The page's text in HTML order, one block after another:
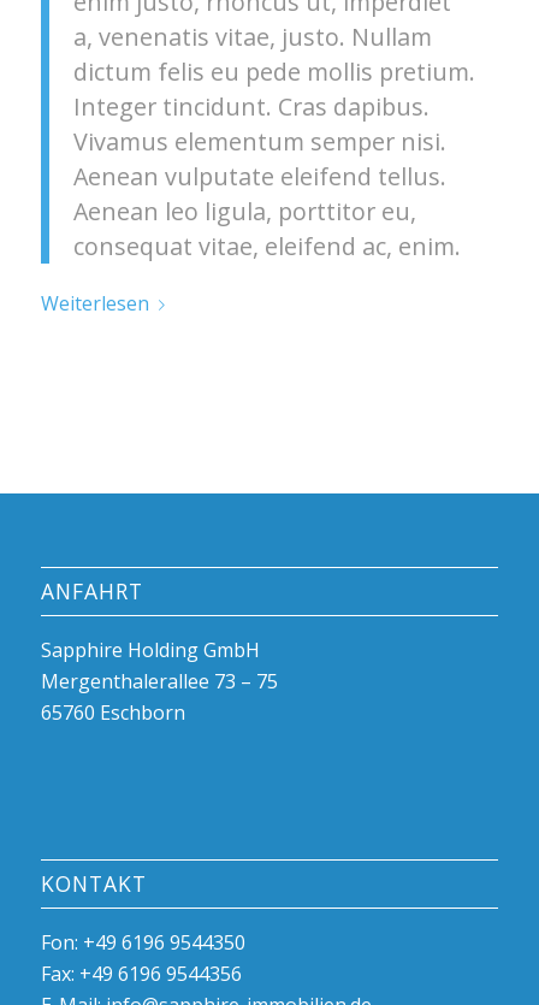
a, venenatis vitae, justo. Nullam
dictum felis eu pede mollis pretium.
Integer tincidunt. Cras dapibus.
Vivamus elementum semper nisi.
Aenean vulputate eleifend tellus.
Aenean leo ligula, porttitor eu,
consequat vitae, eleifend ac, enim.
Weiterlesen
ANFAHRT
Sapphire Holding GmbH
Mergenthalerallee 73 – 75
65760 Eschborn
KONTAKT
Fon: +49 6196 9544350
Fax: +49 6196 9544356